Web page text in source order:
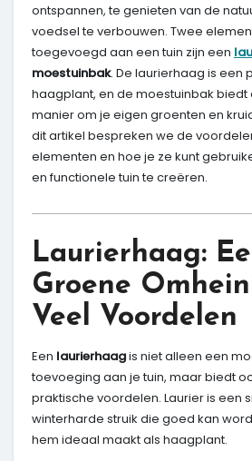
ontspannen, te genieten van de
voedsel te verbouwen. Twee
toegevoegd aan een tuin zijn een
moestuinbak. De laurierhaag is een
haagplant, en de moestuinbak biedt
manier om je eigen groenten en
dit artikel bespreken we de
elementen en hoe je ze kunt
en functionele tuin te creëren.
Laurierhaag:
Groene
Veel Voordelen
Een laurierhaagis niet alleen een
toevoeging aan je tuin, maar biedt
praktische voordelen. Laurier is een
winterharde struik die goed kan
hem ideaal maakt als haagplant.